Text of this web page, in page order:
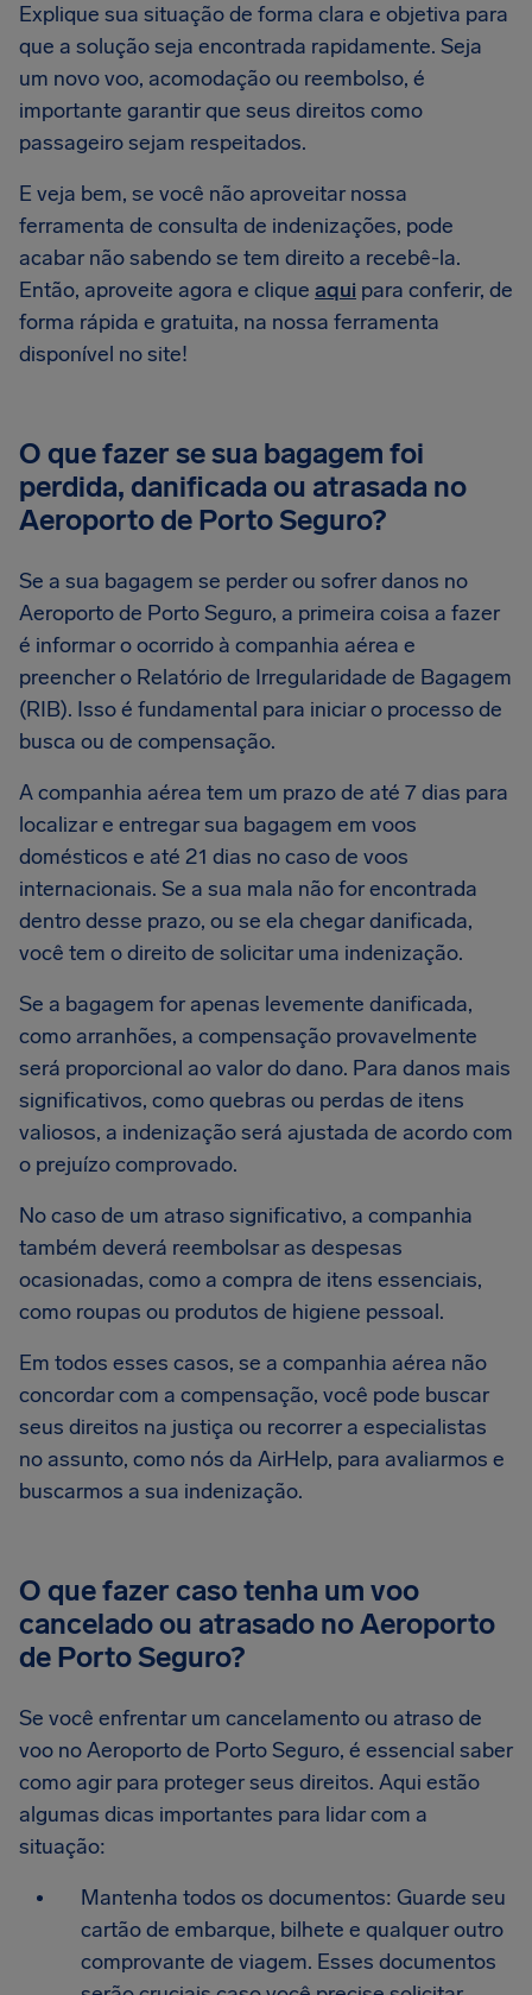
Explique sua situação de forma clara e objetiva para
que a solução seja encontrada rapidamente. Seja
um novo voo, acomodação ou reembolso, é
importante garantir que seus direitos como
passageiro sejam respeitados.
E veja bem, se você não aproveitar nossa
ferramenta de consulta de indenizações, pode
acabar não sabendo se tem direito a recebê-la.
Então, aproveite agora e clique aqui para conferir, de
forma rápida e gratuita, na nossa ferramenta
disponível no site!
O que fazer se sua bagagem foi
perdida, danificada ou atrasada no
Aeroporto de Porto Seguro?
Se a sua bagagem se perder ou sofrer danos no
Aeroporto de Porto Seguro, a primeira coisa a fazer
é informar o ocorrido à companhia aérea e
preencher o Relatório de Irregularidade de Bagagem
(RIB). Isso é fundamental para iniciar o processo de
busca ou de compensação.
A companhia aérea tem um prazo de até 7 dias para
localizar e entregar sua bagagem em voos
domésticos e até 21 dias no caso de voos
internacionais. Se a sua mala não for encontrada
dentro desse prazo, ou se ela chegar danificada,
você tem o direito de solicitar uma indenização.
Se a bagagem for apenas levemente danificada,
como arranhões, a compensação provavelmente
será proporcional ao valor do dano. Para danos mais
significativos, como quebras ou perdas de itens
valiosos, a indenização será ajustada de acordo com
o prejuízo comprovado.
No caso de um atraso significativo, a companhia
também deverá reembolsar as despesas
ocasionadas, como a compra de itens essenciais,
como roupas ou produtos de higiene pessoal.
Em todos esses casos, se a companhia aérea não
concordar com a compensação, você pode buscar
seus direitos na justiça ou recorrer a especialistas
no assunto, como nós da AirHelp, para avaliarmos e
buscarmos a sua indenização.
O que fazer caso tenha um voo
cancelado ou atrasado no Aeroporto
de Porto Seguro?
Se você enfrentar um cancelamento ou atraso de
voo no Aeroporto de Porto Seguro, é essencial saber
como agir para proteger seus direitos. Aqui estão
algumas dicas importantes para lidar com a
situação:
Mantenha todos os documentos: Guarde seu
cartão de embarque, bilhete e qualquer outro
comprovante de viagem. Esses documentos